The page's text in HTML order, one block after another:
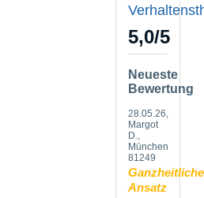
5,0/5
Neueste
Bewertung
28.05.26
Margot
D.,
München
81249
Ansatz